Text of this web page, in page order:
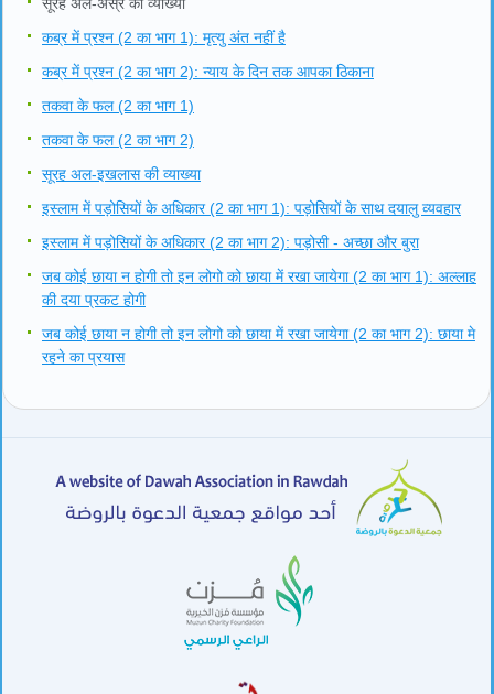
कब्र में प्रश्न (2 का भाग 1): मृत्यु अंत नहीं है
कब्र में प्रश्न (2 का भाग 2): न्याय के दिन तक आपका ठिकाना
तकवा के फल (2 का भाग 1)
तकवा के फल (2 का भाग 2)
सूरह अल-इखलास की व्याख्या
इस्लाम में पड़ोसियों के अधिकार (2 का भाग 1): पड़ोसियों के साथ दयालु व्यवहार
इस्लाम में पड़ोसियों के अधिकार (2 का भाग 2): पड़ोसी - अच्छा और बुरा
जब कोई छाया न होगी तो इन लोगो को छाया में रखा जायेगा (2 का भाग 1): अल्लाह
की दया प्रकट होगी
जब कोई छाया न होगी तो इन लोगो को छाया में रखा जायेगा (2 का भाग 2): छाया मे
रहने का प्रयास